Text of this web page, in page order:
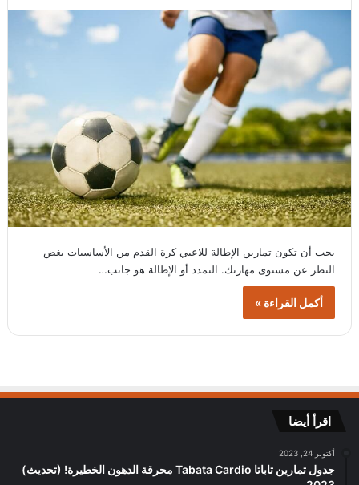
يجب أن تكون تمارين الإطالة للاعبي كرة القدم من الأساسيات بغض
النظر عن مستوى مهارتك. التمدد أو الإطالة هو جانب…
أكمل القراءة »
اقرأ أيضا
أكتوبر 24, 2023
جدول تمارين تاباتا Tabata Cardio محرقة الدهون الخطيرة! (تحديث)